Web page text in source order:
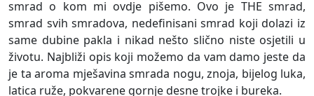
smrad o kom mi ovdje pišemo. Ovo je THE smrad,
smrad svih smradova, nedefinisani smrad koji dolazi iz
same dubine pakla i nikad nešto slično niste osjetili u
životu. Najbliži opis koji možemo da vam damo jeste da
je ta aroma mješavina smrada nogu, znoja, bijelog luka,
latica ruže, pokvarene gornje desne trojke i bureka.